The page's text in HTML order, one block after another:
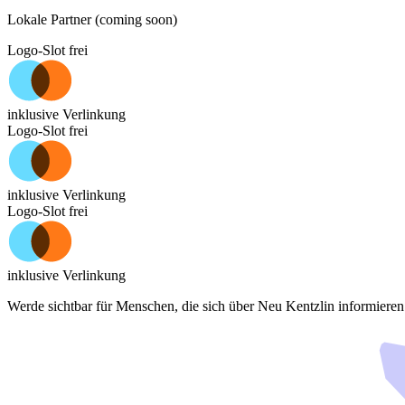
Lokale Partner (coming soon)
Logo-Slot frei
inklusive Verlinkung
Logo-Slot frei
inklusive Verlinkung
Logo-Slot frei
inklusive Verlinkung
Werde sichtbar für Menschen, die sich überNeu Kentzlin